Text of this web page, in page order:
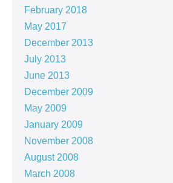
February 2018
May 2017
December 2013
July 2013
June 2013
December 2009
May 2009
January 2009
November 2008
August 2008
March 2008